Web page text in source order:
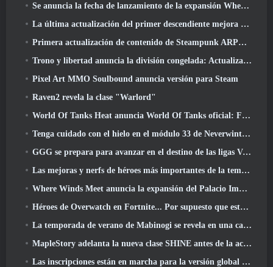
Se anuncia la fecha de lanzamiento de la expansión Where Winds Meet “Imperial Palace”
La última actualización del primer descendiente mejora el ciclo agrícola y actualiza el modo Embestida
Primera actualización de contenido de Steampunk ARPG Crystalfall para abordar las "preocupaciones clave de los jugadores"
Trono y libertad anuncia la división congelada: Actualización Nix
Pixel Art MMO Soulbound anuncia versión para Steam
Raven2 revela la clase "Warlord"
World Of Tanks Heat anuncia World Of Tanks oficial: Fecha de lanzamiento de HEAT
Tenga cuidado con el hielo en el módulo 33 de Neverwinter, Frío cortante
GGG se prepara para avanzar en el destino de las ligas Vaal de Path Of Exile 2 antes del lanzamiento del regreso de los Antiguos
Las mejoras y nerfs de héroes más importantes de la temporada 8
Where Winds Meet anuncia la expansión del Palacio Imperial y comparte una hoja de ruta de contenido "masiva"
Héroes de Overwatch en Fortnite... Por supuesto que estaba destinado a suceder
La temporada de verano de Mabinogi se revela en una carta del productor
MapleStory adelanta la nueva clase SHINE antes de la actualización de junio
Las inscripciones están en marcha para la versión global de la 'Prueba de prólogo' de Limit Zero Breakers de NCSoft